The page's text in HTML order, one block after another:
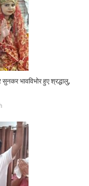
भावविभोर हुए श्रद्धालु,